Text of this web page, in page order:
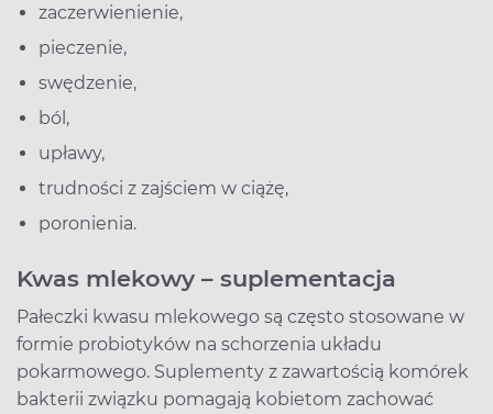
zaczerwienienie,
pieczenie,
swędzenie,
ból,
upławy,
trudności z zajściem w ciążę,
poronienia.
Kwas mlekowy – suplementacja
Pałeczki kwasu mlekowego są często stosowane w
formie probiotyków na schorzenia układu
pokarmowego. Suplementy z zawartością komórek
bakterii związku pomagają kobietom zachować